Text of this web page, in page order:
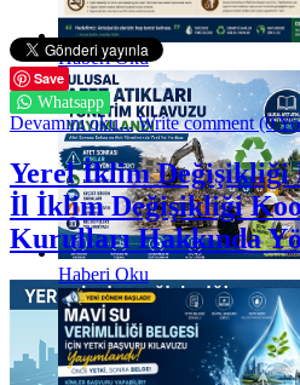
Haberi Oku
Haberi Oku
Save
Whatsapp
Devamını oku... Write comment (0
Yerel İklim Değişikliği
İl İklim Değişikliği
Kurulları Hakkında